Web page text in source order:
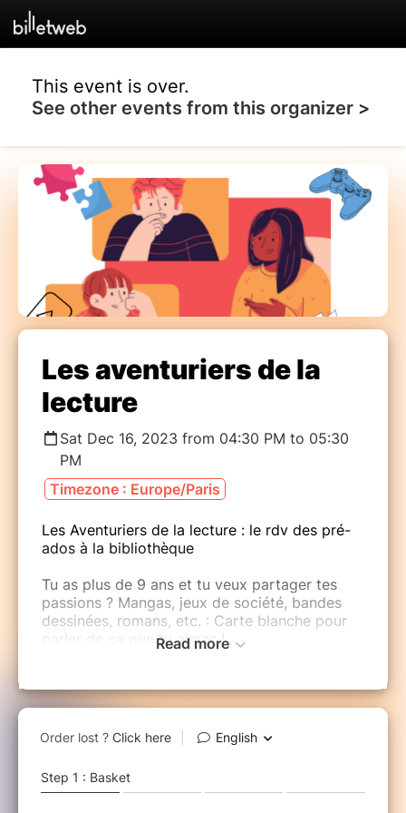
This event is over.
See other events from this organizer >
Les aventuriers de la
lecture
Sat Dec 16, 2023 from 04:30 PM to 05:30
PM
Timezone : Europe/Paris
Les Aventuriers de la lecture : le rdv des pré-
ados à la bibliothèque
Tu as plus de 9 ans et tu veux partager tes
passions ? Mangas, jeux de société, bandes
dessinées, romans, etc. : Carte blanche pour
parler de ce que tu aimes !
Un rendez-vous régulier pour rencontrer
d'autres personnes, aborder d'autres centres
d'intérêts, bref, pour s'ouvrir au monde ! (en
toute modestie).
Read more